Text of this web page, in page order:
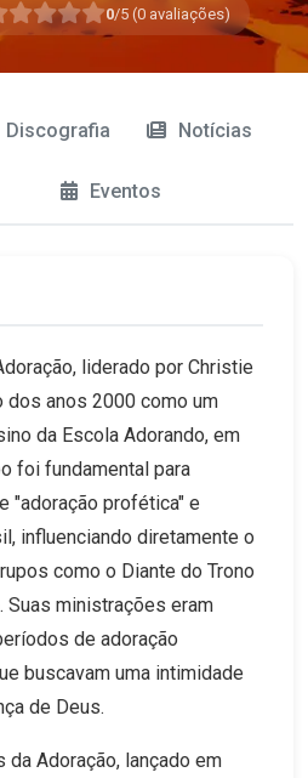
0/5 (0avaliações)
Discografia Notícias
Eventos
liderado por Christie
dos anos 2000 como um
da Escola Adorando, em
foi fundamental para
"adoração profética" e
influenciando diretamente o
como o Diante do Trono
ministrações eram
de adoração
buscavam uma intimidade
de Deus.
da Adoração, lançado em